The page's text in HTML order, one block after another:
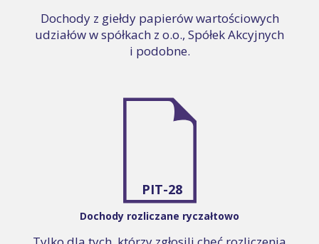
Dochody z giełdy papierów wartościowych
udziałów w spółkach z o.o., Spółek Akcyjnych
i podobne.
PIT-28
Dochody rozliczane ryczałtowo